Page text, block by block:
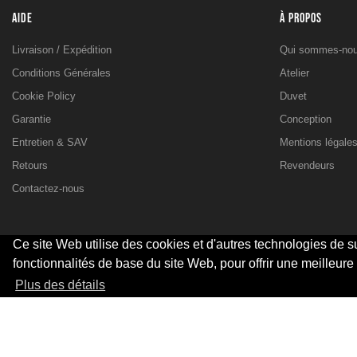
Ce site Web utilise des cookies et d'autres technologies de
fonctionnalités de base du site Web, pour offrir une
Plus des détails
AIDE
Livraison / Expédition
Conditions Générales
Cookie Policy
Garantie
Entretien & SAV
Retours
Contactez-nous
À PROPOS
Qui sommes-
Atelier
Duvet
Conception
Mentions légales
Revendeurs
© 2026 - SARL Valandre